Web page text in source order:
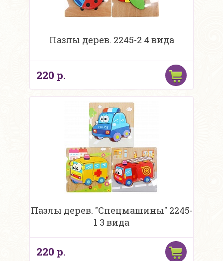
Пазлы дерев. 2245-2 4 вида
220 р.
Пазлы дерев. "Спецмашины" 2245-
1 3 вида
220 р.